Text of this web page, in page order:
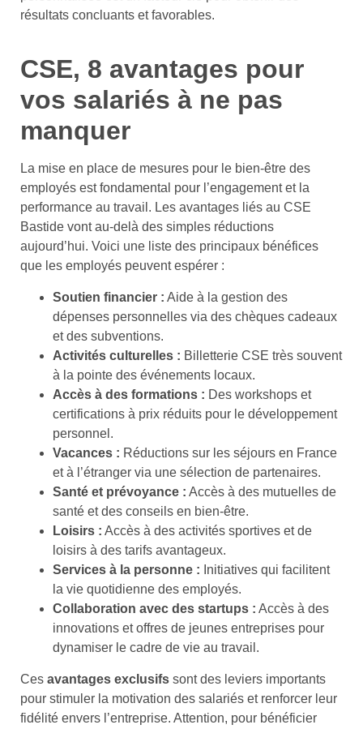
résultats concluants et favorables.
CSE, 8 avantages pour
vos salariés à ne pas
manquer
La mise en place de mesures pour le bien-être des
employés est fondamental pour l’engagement et la
performance au travail. Les avantages liés au CSE
Bastide vont au-delà des simples réductions
aujourd’hui. Voici une liste des principaux bénéfices
que les employés peuvent espérer :
Soutien financier : Aide à la gestion des
dépenses personnelles via des chèques cadeaux
et des subventions.
Activités culturelles : Billetterie CSE très souvent
à la pointe des événements locaux.
Accès à des formations : Des workshops et
certifications à prix réduits pour le développement
personnel.
Vacances : Réductions sur les séjours en France
et à l’étranger via une sélection de partenaires.
Santé et prévoyance : Accès à des mutuelles de
santé et des conseils en bien-être.
Loisirs : Accès à des activités sportives et de
loisirs à des tarifs avantageux.
Services à la personne : Initiatives qui facilitent
la vie quotidienne des employés.
Collaboration avec des startups : Accès à des
innovations et offres de jeunes entreprises pour
dynamiser le cadre de vie au travail.
Ces avantages exclusifs sont des leviers importants
pour stimuler la motivation des salariés et renforcer leur
fidélité envers l’entreprise. Attention, pour bénéficier